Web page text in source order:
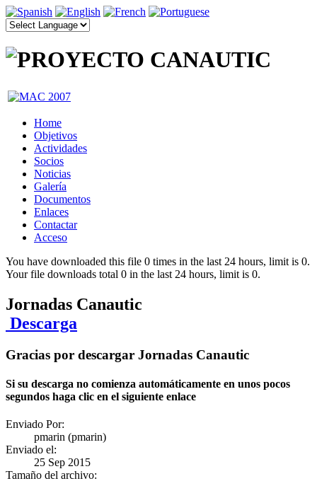
Home
Objetivos
Actividades
Socios
Noticias
Galería
Documentos
Enlaces
Contactar
Acceso
You have downloaded this file 0 times in the last 24 hours, limit is 0.
Your file downloads total 0 in the last 24 hours, limit is 0.
Jornadas Canautic
Descarga
Gracias por descargar Jornadas Canautic
Si su descarga no comienza automáticamente en unos pocos
segundos haga clic en el siguiente enlace
Enviado Por:
pmarin (pmarin)
Enviado el:
25 Sep 2015
Tamaño del archivo: